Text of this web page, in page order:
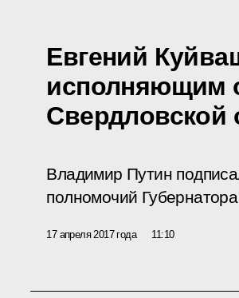
Евгений
исполняющим
Свердловской
Владимир Путин
полномочий
17 апреля 2017 года 11:10